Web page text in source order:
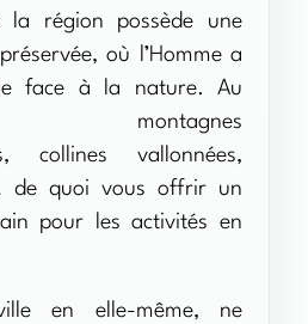
la région possède une
où l’Homme a
face à la nature. Au
montagnes
collines vallonnées,
de quoi vous offrir un
pour les activités en
en elle-même, ne